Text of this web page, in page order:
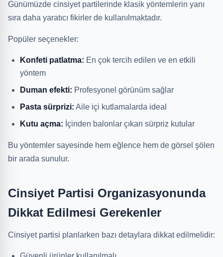
Günümüzde cinsiyet partilerinde klasik yöntemlerin yanı
sıra daha yaratıcı fikirler de kullanılmaktadır.
Popüler seçenekler:
Konfeti patlatma: En çok tercih edilen ve en etkili
yöntem
Duman efekti: Profesyonel görünüm sağlar
Pasta sürprizi: Aile içi kutlamalarda ideal
Kutu açma: İçinden balonlar çıkan sürpriz kutular
Bu yöntemler sayesinde hem eğlence hem de görsel şölen
bir arada sunulur.
Cinsiyet Partisi Organizasyonunda
Dikkat Edilmesi Gerekenler
Cinsiyet partisi planlarken bazı detaylara dikkat edilmelidir: